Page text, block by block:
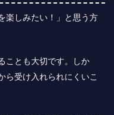
楽しみたい！」と思う方
ことも大切です。しか
ら受け入れられにくいこ